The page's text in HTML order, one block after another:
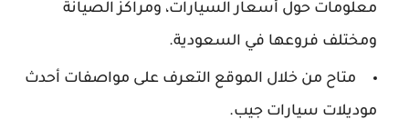
معلومات حول أسعار السيارات، ومراكز الصيانة
ومختلف فروعها في السعودية.
متاح من خلال الموقع التعرف على مواصفات أحدث
موديلات سيارات جيب.